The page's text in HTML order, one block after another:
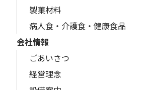
製菓材料
病人食・介護食・健康食品
会社情報
ごあいさつ
経営理念